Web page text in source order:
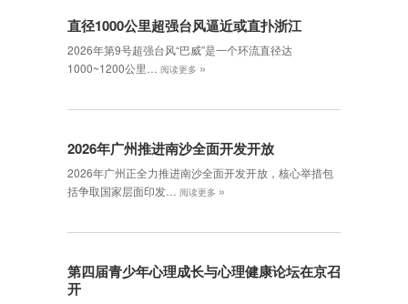
直径1000公里超强台风逼近或直扑浙江
2026年第9号超强台风“巴威”是一个环流直径达
1000~1200公里…
阅读更多 »
2026年广州推进南沙全面开发开放
2026年广州正全力推进南沙全面开发开放，核心举措包
括争取国家层面印发…
阅读更多 »
第四届青少年心理成长与心理健康论坛在京召
开